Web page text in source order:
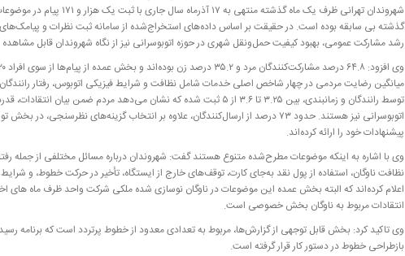
شهروندان تهرانی ظرف یک ماه گذشته منتهی
گذشته بی سابقه بوده است. در حقیقت بر اساس داده‌های استخراج‌شده از سامانه ثبت نظرات و پیامک‌های
رشد مشارکت عمومی، بهبود کیفیت حمل‌ونقل شهری در حوزه اتوبوسرانی نیز از نگاه شهروندان قابل
میانگین رضایت مردمی در چهار شاخص اصلی خدمات شامل نظافت و شرایط فیزیکی اتوبوس، رفتار
توسط رانندگان و زمانبندی، بین ۳.۲۵ تا ۳.۶ از ۵ ثبت شده که نشان می‌دهد مردم ضمن بیان
اتوبوسرانی نیز هستند. حدود ۷۳ درصد از ارسال‌کنندگان، علاوه بر انتخاب گزینه‌های نظرسنجی،
پیشنهادات خود را ارائه کرده‌اند.
وی با اشاره به اینکه موضوعات مطرح‌شده متنوع هستند گفت: شهروندان درباره مسائل مختلفی از جمله
نظافت ناوگان، استفاده از پول نقد به‌جای کارت، توقف‌های خارج از ایستگاه، تأخیر در حرکت خطوط، و
اعلام کرده‌اند که البته بخش عمده این موضوعات در ناوگان نوسازی شده ملکی شرکت واحد ظرف ماه
انتقادات مربوط به ناوگان بخش خصوصی است.
وی تاکید کرد: بخش قابل توجهی از گزارش‌ها، مربوط به تعدادی معدود از خطوط پرتردد است که برنامه
بازطراحی خطوط در دستور کار قرار گرفته است.